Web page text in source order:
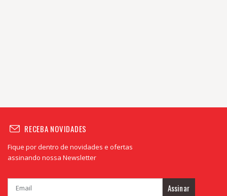
RECEBA NOVIDADES
Fique por dentro de novidades e ofertas
assinando nossa Newsletter
Assinar